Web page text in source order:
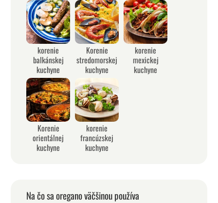
korenie
balkánskej
kuchyne
Korenie
stredomorskej
kuchyne
korenie
mexickej
kuchyne
Korenie
orientálnej
kuchyne
korenie
francúzskej
kuchyne
Na čo sa oregano väčšinou používa